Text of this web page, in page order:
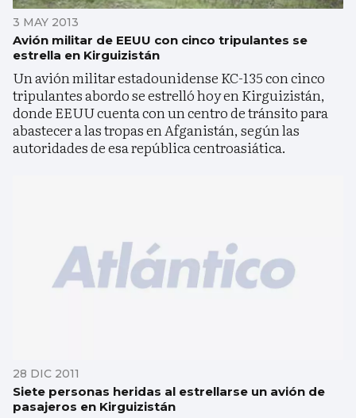
3 MAY 2013
Avión militar de EEUU con cinco tripulantes se
estrella en Kirguizistán
Un avión militar estadounidense KC-135 con cinco
tripulantes abordo se estrelló hoy en Kirguizistán,
donde EEUU cuenta con un centro de tránsito para
abastecer a las tropas en Afganistán, según las
autoridades de esa república centroasiática.
28 DIC 2011
Siete personas heridas al estrellarse un avión de
pasajeros en Kirguizistán